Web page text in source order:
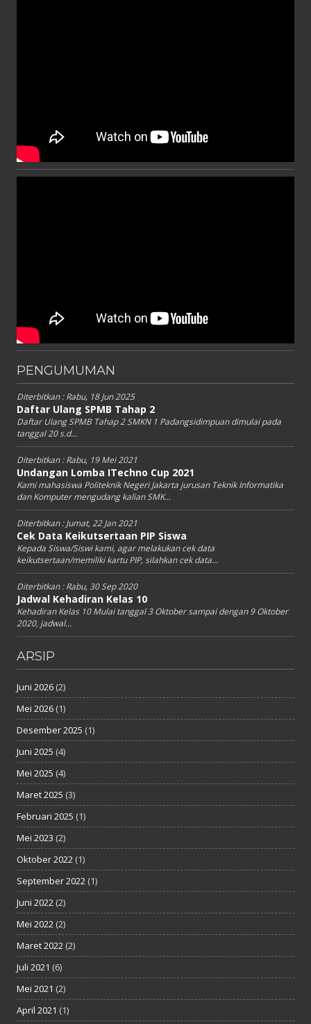
PENGUMUMAN
Diterbitkan :Rabu, 18 Jun 2025
Daftar Ulang SPMB Tahap 2
Daftar Ulang SPMB Tahap 2 SMKN 1 Padangsidimpuan dimulai pada
tanggal 20 s.d...
Diterbitkan :Rabu, 19 Mei 2021
Undangan Lomba ITechno Cup 2021
Kami mahasiswa Politeknik Negeri Jakarta jurusan Teknik Informatika
dan Komputer mengudang kalian SMK...
Diterbitkan :Jumat, 22 Jan 2021
Cek Data Keikutsertaan PIP Siswa
Kepada Siswa/Siswi kami, agar melakukan cek data
keikutsertaan/memiliki kartu PIP, silahkan cek data...
Diterbitkan :Rabu, 30 Sep 2020
Jadwal Kehadiran Kelas 10
Kehadiran Kelas 10 Mulai tanggal 3 Oktober sampai dengan 9 Oktober
2020, jadwal...
ARSIP
Juni 2026 (2)
Mei 2026 (1)
Desember 2025 (1)
Juni 2025 (4)
Mei 2025 (4)
Maret 2025 (3)
Februari 2025 (1)
Mei 2023 (2)
Oktober 2022 (1)
September 2022 (1)
Juni 2022 (2)
Mei 2022 (2)
Maret 2022 (2)
Juli 2021 (6)
Mei 2021 (2)
April 2021 (1)